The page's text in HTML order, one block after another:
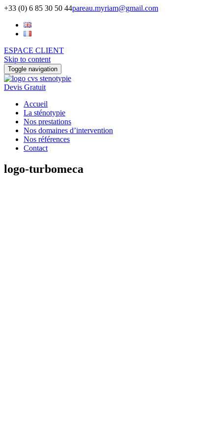
+33 (0) 6 85 30 50 44pareau.myriam@gmail.com
ESPACE CLIENT
Skip to content
Toggle navigation
Devis Gratuit
Accueil
La sténotypie
Nos prestations
Nos domaines d’intervention
Nos références
Contact
logo-turbomeca